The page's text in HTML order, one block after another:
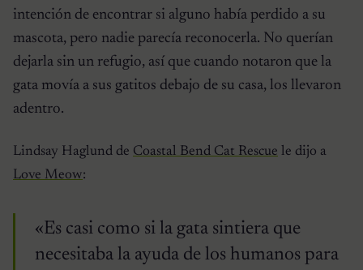
intención de encontrar si alguno había perdido a su
mascota, pero nadie parecía reconocerla. No querían
dejarla sin un refugio, así que cuando notaron que la
gata movía a sus gatitos debajo de su casa, los llevaron
adentro.
Lindsay Haglund de Coastal Bend Cat Rescue le dijo a
Love Meow:
«Es casi como si la gata sintiera que
necesitaba la ayuda de los humanos para